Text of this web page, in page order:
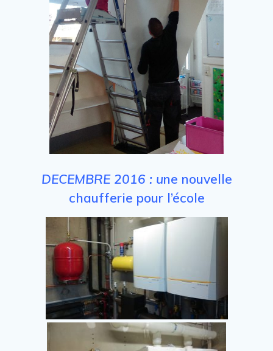
DECEMBRE 2016 : une nouvelle
chaufferie pour l’école